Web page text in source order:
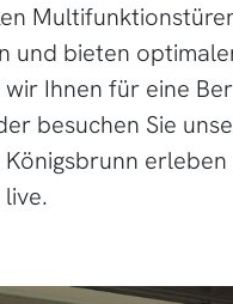
und bieten
Ihnen für eine
besuchen Sie
erleben